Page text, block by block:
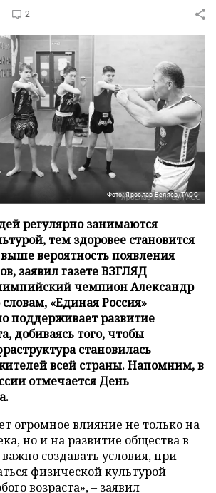
2
Фото: Ярослав Беляев/ТАСС
регулярно занимаются
тем здоровее становится
вероятность появления
заявил газете ВЗГЛЯД
чемпион Александр
«Единая Россия»
поддерживает развитие
добиваясь того, чтобы
становилась
всей страны. Напомним, в
отмечается День
огромное влияние не только на
но и на развитие общества в
создавать условия, при
физической культурой
возраста», – заявил